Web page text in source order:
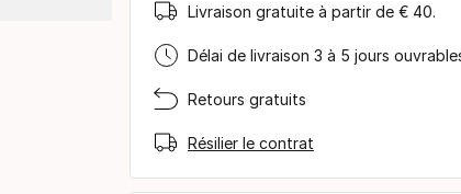
produitLivraison gratuite à partir de € 40.
Délai de livraison 3 à 5 jours
Retours gratuits
Résilier le contrat